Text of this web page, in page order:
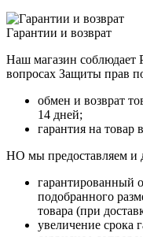
Гарантии и возврат
Наш магазин соблюдает
вопросах Защиты прав
обмен и возврат
14 дней;
гарантия на товар
НО мы предоставляем и
гарантированный
подобранного
товара (при
увеличение срока